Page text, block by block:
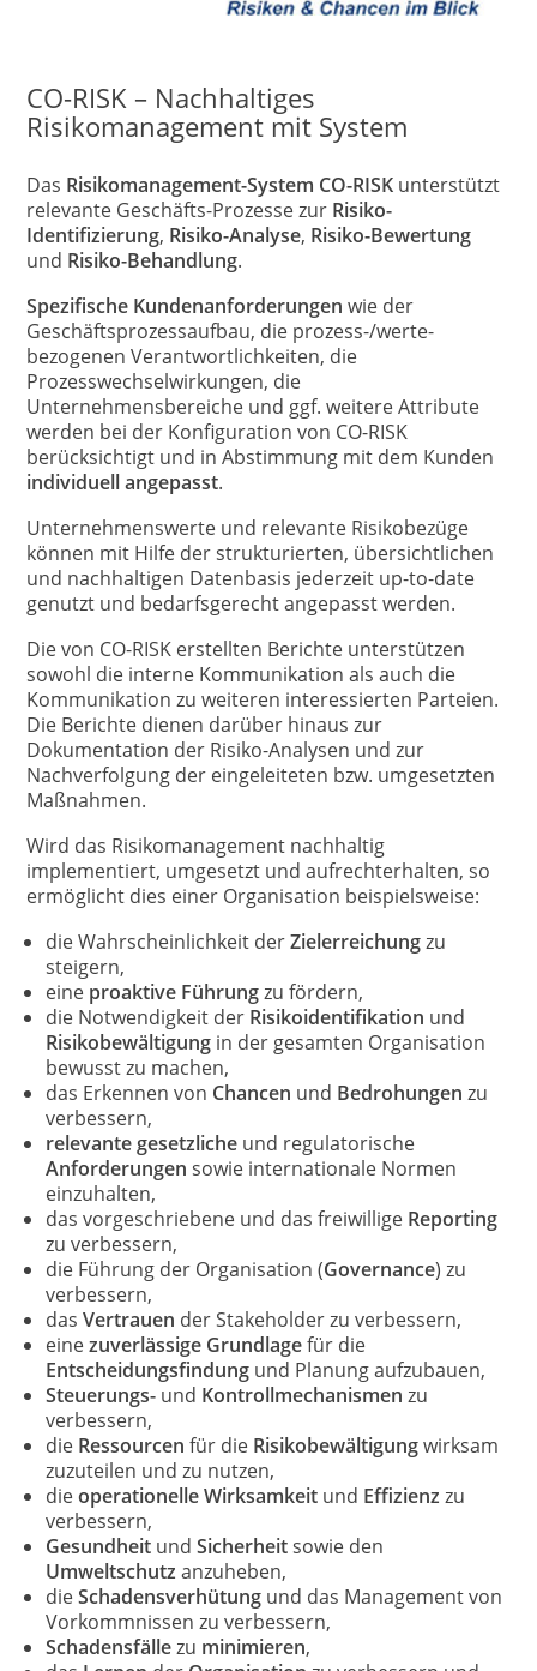
CO-RISK – Nachhaltiges
Risikomanagement mit System
Das Risikomanagement-System CO-RISK unterstützt
relevante Geschäfts-Prozesse zur Risiko-
Identifizierung, Risiko-Analyse, Risiko-Bewertung
und Risiko-Behandlung.
Spezifische Kundenanforderungen wie der
Geschäftsprozessaufbau, die prozess-/werte-
bezogenen Verantwortlichkeiten, die
Prozesswechselwirkungen, die
Unternehmensbereiche und ggf. weitere Attribute
werden bei der Konfiguration von CO-RISK
berücksichtigt und in Abstimmung mit dem Kunden
individuell angepasst.
Unternehmenswerte und relevante Risikobezüge
können mit Hilfe der strukturierten, übersichtlichen
und nachhaltigen Datenbasis jederzeit up-to-date
genutzt und bedarfsgerecht angepasst werden.
Die von CO-RISK erstellten Berichte unterstützen
sowohl die interne Kommunikation als auch die
Kommunikation zu weiteren interessierten Parteien.
Die Berichte dienen darüber hinaus zur
Dokumentation der Risiko-Analysen und zur
Nachverfolgung der eingeleiteten bzw. umgesetzten
Maßnahmen.
Wird das Risikomanagement nachhaltig
implementiert, umgesetzt und aufrechterhalten, so
ermöglicht dies einer Organisation beispielsweise:
die Wahrscheinlichkeit derZielerreichungzu
steigern,
eine proaktive Führungzu fördern,
die Notwendigkeit der Risikoidentifikation und
Risikobewältigung in der gesamten Organisation
bewusst zu machen,
das Erkennen von Chancen und Bedrohungen zu
verbessern,
relevante gesetzliche und regulatorische
Anforderungen sowie internationale Normen
einzuhalten,
das vorgeschriebene und das freiwillige Reporting
zu verbessern,
die Führung der Organisation (Governance) zu
verbessern,
dasVertrauen der Stakeholder zu verbessern,
einezuverlässige Grundlagefür die
Entscheidungsfindung und Planung aufzubauen,
Steuerungs- und Kontrollmechanismen zu
verbessern,
die Ressourcen für die Risikobewältigungwirksam
zuzuteilen und zu nutzen,
dieoperationelle Wirksamkeit und Effizienz zu
verbessern,
Gesundheit undSicherheitsowie den
Umweltschutz anzuheben,
dieSchadensverhütung und das Management von
Vorkommnissen zu verbessern,
Schadensfällezu minimieren,